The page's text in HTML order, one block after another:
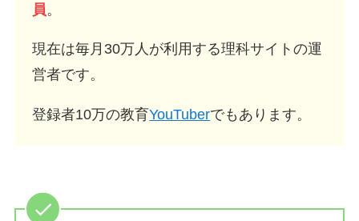
員 。
現在は毎月30万人が利用する理科サイトの運
営者です。
登録者10万の教育YouTuberでもあります。